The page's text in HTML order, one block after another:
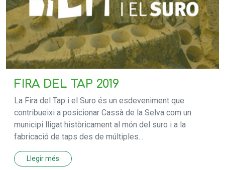
FIRA DEL TAP 2019
La Fira del Tap i el Suro és un esdeveniment que
contribueixi a posicionar Cassà de la Selva com un
municipi lligat històricament al món del suro i a la
fabricació de taps des de múltiples...
Llegir més